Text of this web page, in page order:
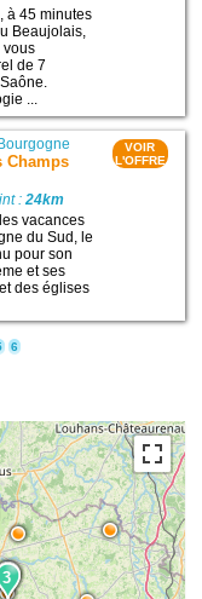
à 45 minutes
Beaujolais,
vous
de 7
...
Champs
:24km
vacances
du Sud, le
pour son
et ses
des églises
VOIR
L'OFFRE
6
8
3